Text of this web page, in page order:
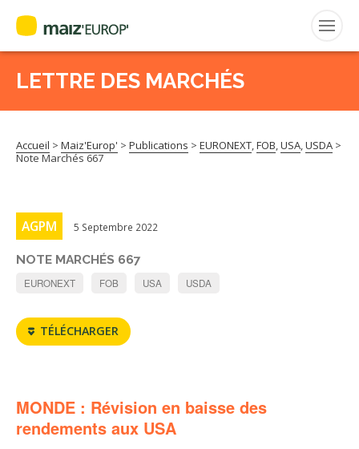
Rechercher
:
MAIZ’EUROP’
AGPM MAÏS DOUX
AGPM MAÏS SEMENCE
CEPM
LETTRE DES MARCHÉS
Accueil > Maiz'Europ' > Publications > EURONEXT,FOB,USA,USDA >
Note Marchés 667
AGPM 5 Septembre 2022
NOTE MARCHÉS 667
EURONEXT FOB USA USDA
TÉLÉCHARGER
MONDE : Révision en baisse des
rendements aux USA